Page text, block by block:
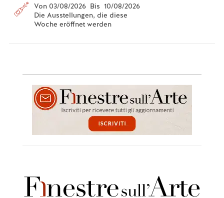
Von 03/08/2026 Bis 10/08/2026
Die Ausstellungen, die diese
Woche eröffnet werden